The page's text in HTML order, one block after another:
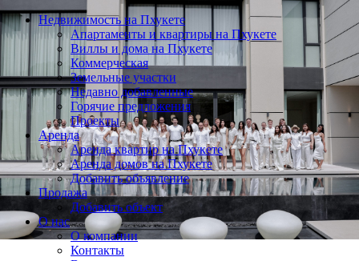
Недвижимость на Пхукете
Апартаменты и квартиры на Пхукете
Виллы и дома на Пхукете
Коммерческая
Земельные участки
Недавно добавленные
Горячие предложения
Проекты
Аренда
Аренда квартир на Пхукете
Аренда домов на Пхукете
Добавить объявление
Продажа
Добавить объект
О нас
О компании
Контакты